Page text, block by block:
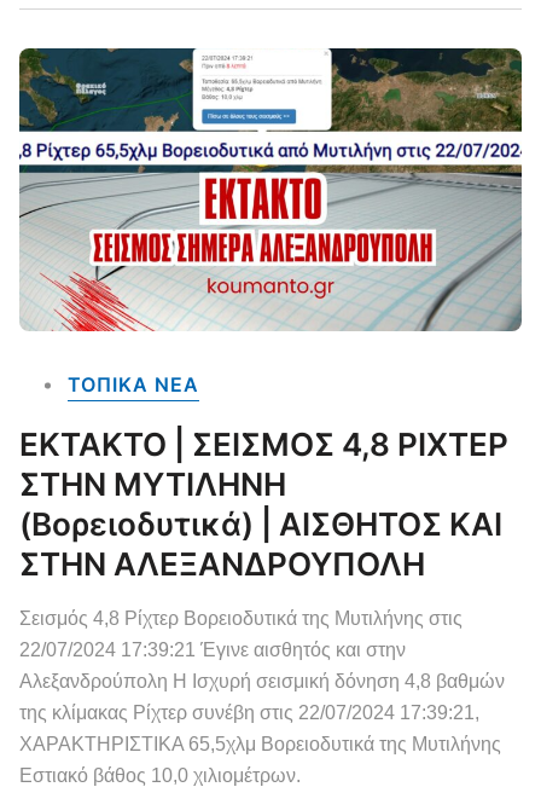
ΤΟΠΙΚΑ NEA
ΕΚΤΑΚΤΟ | ΣΕΙΣΜΟΣ 4,8 ΡΙΧΤΕΡ
ΣΤΗΝ ΜΥΤΙΛΗΝΗ
(βορειοδυτικά) | ΑΙΣΘΗΤΟΣ ΚΑΙ
ΣΤΗΝ ΑΛΕΞΑΝΔΡΟΥΠΟΛΗ
Σεισμός 4,8 Ρίχτερ Βορειοδυτικά της Μυτιλήνης στις
22/07/2024 17:39:21 Έγινε αισθητός και στην
Αλεξανδρούπολη Η Ισχυρή σεισμική δόνηση 4,8 βαθμών
της κλίμακας Ρίχτερ συνέβη στις 22/07/2024 17:39:21,
ΧΑΡΑΚΤΗΡΙΣΤΙΚΑ 65,5χλμ Βορειοδυτικά της Μυτιλήνης
Εστιακό βάθος 10,0 χιλιομέτρων.